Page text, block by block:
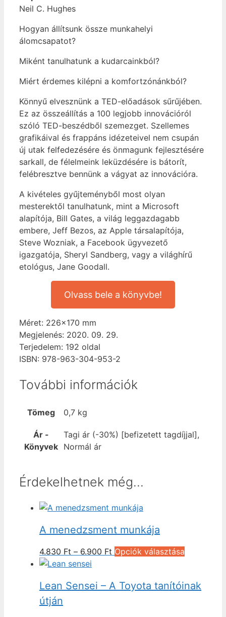
Neil C. Hughes
Hogyan állítsunk össze munkahelyi
álomcsapatot?
Miként tanulhatunk a kudarcainkból?
Miért érdemes kilépni a komfortzónánkból?
Könnyű elvesznünk a TED-előadások sűrűjében.
Ez az összeállítás a 100 legjobb innovációról
szóló TED-beszédből szemezget. Szellemes
grafikáival és frappáns idézeteivel nem csupán
új utak felfedezésére és önmagunk fejlesztésére
sarkall, de félelmeink leküzdésére is bátorít,
felébresztve bennünk a vágyat az innovációra.
A kivételes gyűjteményből most olyan
mesterektől tanulhatunk, mint a Microsoft
alapítója, Bill Gates, a világ leggazdagabb
embere, Jeff Bezos, az Apple társalapítója,
Steve Wozniak, a Facebook ügyvezető
igazgatója, Sheryl Sandberg, vagy a világhírű
etológus, Jane Goodall.
Olvass bele a könyvbe!
Méret: 226×170 mm
Megjelenés: 2020. 09. 29.
Terjedelem: 192 oldal
ISBN: 978-963-304-953-2
További információk
Tömeg 0,7 kg
Ár -
Könyvek
Tagi ár (-30%) [befizetett tagdíjjal],
Normál ár
Érdekelhetnek még…
A menedzsment munkája
4.830 Ft – 6.900 Ft Ártartomány:
6.900 Ft
Opciók választása
több
Lean Sensei – A Toyota tanítóinak
útján